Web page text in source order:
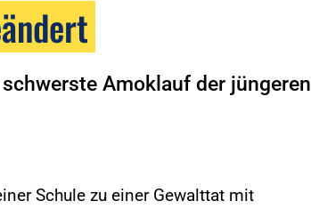
Amoklauf der jüngeren
Schule zu einer Gewalttat mit